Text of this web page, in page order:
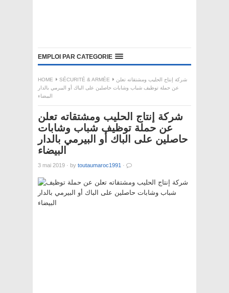
EMPLOI PAR CATEGORIE
HOME SÉCURITÉ & ARMÉE
شركة إنتاج الحليب ومشتقاته تعلن
عن حملة توظيف شباب وشابات حاصلين على الباك أو البيرمي بالدار
البيضاء
شركة إنتاج الحليب ومشتقاته تعلن
عن حملة توظيف شباب وشابات
حاصلين على الباك أو البيرمي بالدار
البيضاء
3 mai 2019 · by toutaumaroc1991 ·